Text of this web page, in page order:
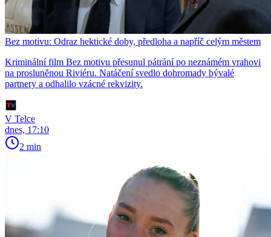
Bez motivu: Odraz hektické doby, předloha a napříč celým městem
Kriminální film Bez motivu přesunul pátrání po neznámém vrahovi
na prosluněnou Riviéru. Natáčení svedlo dohromady bývalé
partnery a odhalilo vzácné rekvizity.
V Telce
dnes, 17:10
2 min